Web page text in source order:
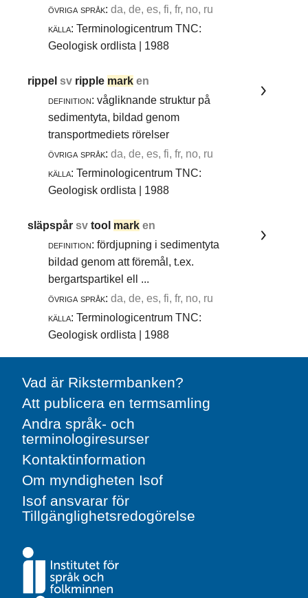
övriga språk: da, de, es, fi, fr, no, ru
källa: Terminologicentrum TNC:
Geologisk ordlista | 1988
rippelsv ripple mark en
definition: vågliknande struktur på
sedimentyta, bildad genom
transportmediets rörelser
övriga språk: da, de, es, fi, fr, no, ru
källa: Terminologicentrum TNC:
Geologisk ordlista | 1988
släpspårsvtool mark en
definition: fördjupning i sedimentyta
bildad genom att föremål, t.ex.
bergartspartikel ell ...
övriga språk: da, de, es, fi, fr, no, ru
källa: Terminologicentrum TNC:
Geologisk ordlista | 1988
Vad är Rikstermbanken?
Att publicera en termsamling
Andra språk- och
terminologiresurser
Kontaktinformation
Om myndigheten Isof
Isof ansvarar för
Tillgänglighetsredogörelse